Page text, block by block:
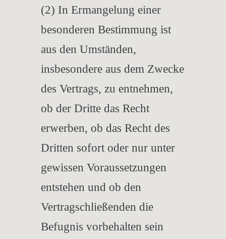
(2) In Ermangelung einer
besonderen Bestimmung ist
aus den Umständen,
insbesondere aus dem Zwecke
des Vertrags, zu entnehmen,
ob der Dritte das Recht
erwerben, ob das Recht des
Dritten sofort oder nur unter
gewissen Voraussetzungen
entstehen und ob den
Vertragschließenden die
Befugnis vorbehalten sein